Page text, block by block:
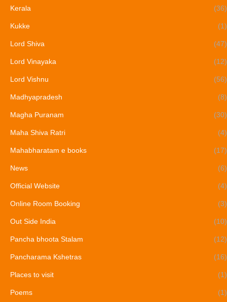
Kerala (36)
Kukke (1)
Lord Shiva (47)
Lord Vinayaka (12)
Lord Vishnu (56)
Madhyapradesh (8)
Magha Puranam (30)
Maha Shiva Ratri (4)
Mahabharatam e books (17)
News (6)
Official Website (4)
Online Room Booking (3)
Out Side India (10)
Pancha bhoota Stalam (12)
Pancharama Kshetras (16)
Places to visit (1)
Poems (1)